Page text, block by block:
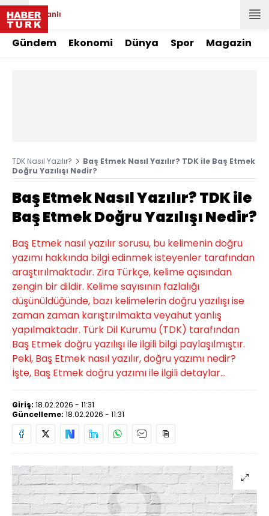
Canlı
Gündem Ekonomi Dünya Spor Magazin
TDK Nasıl Yazılır?
Baş Etmek Nasıl Yazılır? TDK ile Baş Etmek
Doğru Yazılışı Nedir?
Baş Etmek Nasıl Yazılır? TDK ile
Baş Etmek Doğru Yazılışı Nedir?
Baş Etmek nasıl yazılır sorusu, bu kelimenin doğru
yazımı hakkında bilgi edinmek isteyenler tarafından
araştırılmaktadır. Zira Türkçe, kelime açısından
zengin bir dildir. Kelime sayısının fazlalığı
düşünüldüğünde, bazı kelimelerin doğru yazılışı ise
zaman zaman karıştırılmakta veyahut yanlış
yapılmaktadır. Türk Dil Kurumu (TDK) tarafından
Baş Etmek doğru yazılışı ile ilgili bilgi paylaşılmıştır.
Peki, Baş Etmek nasıl yazılır, doğru yazımı nedir?
İşte, Baş Etmek doğru yazımı ile ilgili detaylar...
Giriş: 18.02.2026 - 11:31
Güncelleme: 18.02.2026 - 11:31